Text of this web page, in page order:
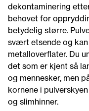
dekontaminering
behovet for
betydelig større.
svært etsende og
metalloverflater. Du
det som er kjent så
og mennesker, men
kornene i
og slimhinner.